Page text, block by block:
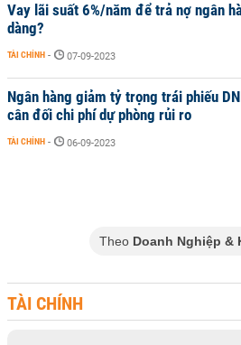
Vay lãi suất 6%/năm để trả nợ ngân
dàng?
TÀI CHÍNH - 07-09-2023
Ngân hàng giảm tỷ trọng trái phiếu
cân đối chi phí dự phòng rủi ro
TÀI CHÍNH - 06-09-2023
Theo Doanh Nghiệp &
TÀI CHÍNH